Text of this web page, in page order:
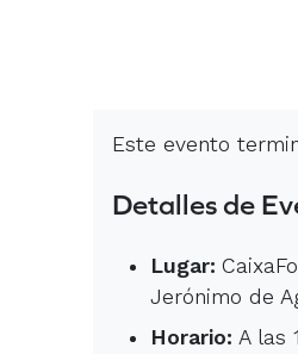
Este evento
Detalles de
Lugar:
Jerónimo de
Horario: A las